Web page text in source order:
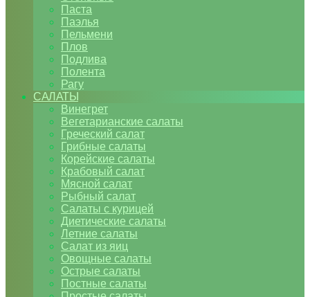
Паста
Паэлья
Пельмени
Плов
Подлива
Полента
Рагу
САЛАТЫ
Винегрет
Вегетарианские салаты
Греческий салат
Грибные салаты
Корейские салаты
Крабовый салат
Мясной салат
Рыбный салат
Салаты с курицей
Диетические салаты
Летние салаты
Салат из яиц
Овощные салаты
Острые салаты
Постные салаты